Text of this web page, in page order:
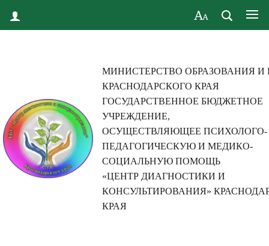
МИНИСТЕРСТВО ОБРАЗОВАНИЯ И
КРАСНОДАРСКОГО КРАЯ
ГОСУДАРСТВЕННОЕ БЮДЖЕТНОЕ
УЧРЕЖДЕНИЕ,
ОСУЩЕСТВЛЯЮЩЕЕ ПСИХОЛОГО-
ПЕДАГОГИЧЕСКУЮ И МЕДИКО-
СОЦИАЛЬНУЮ ПОМОЩЬ
«ЦЕНТР ДИАГНОСТИКИ И
КОНСУЛЬТИРОВАНИЯ»
КРАЯ